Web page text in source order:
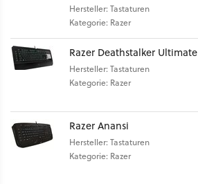
Hersteller: Tastaturen
Kategorie: Razer
Razer Deathstalker Ultimate
Hersteller: Tastaturen
Kategorie: Razer
Razer Anansi
Hersteller: Tastaturen
Kategorie: Razer